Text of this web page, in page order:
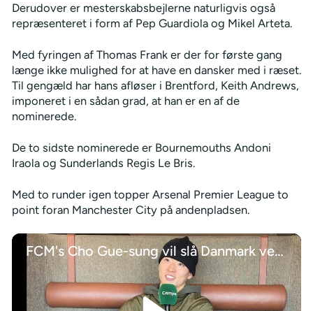
Derudover er mesterskabsbejlerne naturligvis også
repræsenteret i form af Pep Guardiola og Mikel Arteta.
Med fyringen af Thomas Frank er der for første gang
længe ikke mulighed for at have en dansker med i ræset.
Til gengæld har hans afløser i Brentford, Keith Andrews,
imponeret i en sådan grad, at han er en af de
nominerede.
De to sidste nominerede er Bournemouths Andoni
Iraola og Sunderlands Regis Le Bris.
Med to runder igen topper Arsenal Premier League to
point foran Manchester City på andenpladsen.
FCM's Cho Gue-sung vil slå Danmark ved VM 2026